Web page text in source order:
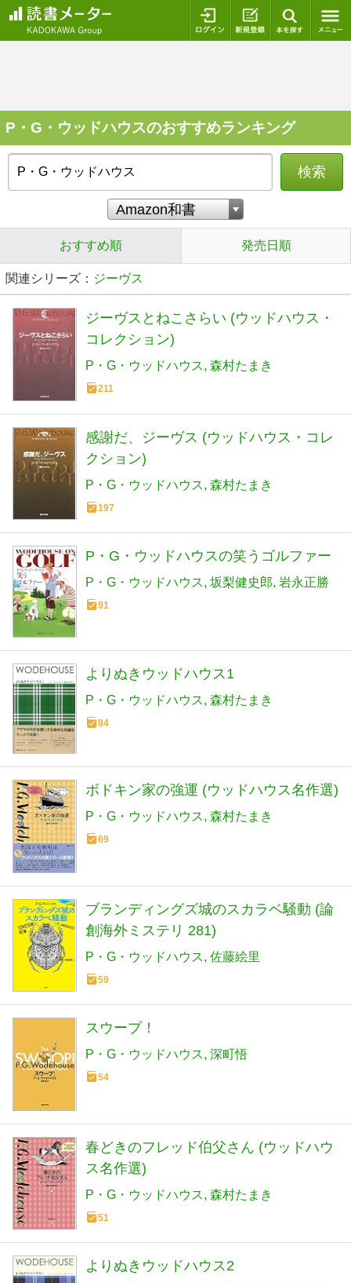
ログイン 新規登録
P・G・ウッドハウスのおすすめランキング
検索
おすすめ順 発売日順
関連シリーズ： ジーヴス
ジーヴスとねこさらい (ウッドハウス・
コレクション)
P・G・ウッドハウス 森村たまき
211
感謝だ、ジーヴス (ウッドハウス・コレ
クション)
P・G・ウッドハウス 森村たまき
197
P・G・ウッドハウスの笑うゴルファー
P・G・ウッドハウス 坂梨健史郎 岩永正勝
91
よりぬきウッドハウス1
P・G・ウッドハウス 森村たまき
84
ボドキン家の強運 (ウッドハウス名作選)
P・G・ウッドハウス 森村たまき
69
ブランディングズ城のスカラベ騒動 (論
創海外ミステリ 281)
P・G・ウッドハウス 佐藤絵里
59
スウープ！
P・G・ウッドハウス 深町悟
54
春どきのフレッド伯父さん (ウッドハウ
ス名作選)
P・G・ウッドハウス 森村たまき
51
よりぬきウッドハウス2